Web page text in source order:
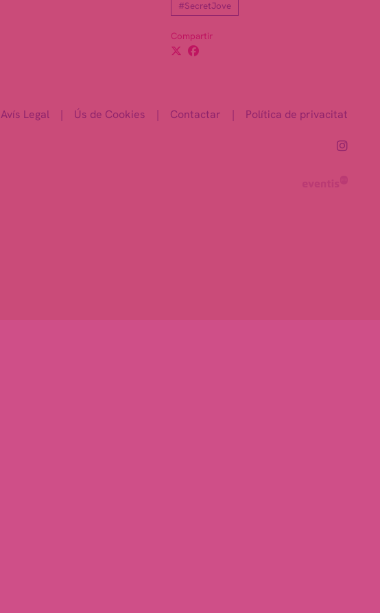
#SecretJove
Compartir
Avís Legal | Ús de Cookies | Contactar | Política de privacitat
Link